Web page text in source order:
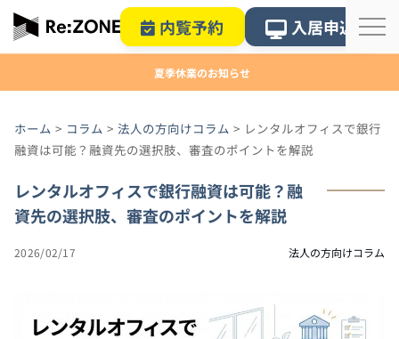
内覧予約 入居申込
夏季休業のお知らせ
ホーム > コラム > 法人の方向けコラム > レンタルオフィスで銀行
融資は可能？融資先の選択肢、審査のポイントを解説
レンタルオフィスで銀行融資は可能？融
資先の選択肢、審査のポイントを解説
2026/02/17 法人の方向けコラム